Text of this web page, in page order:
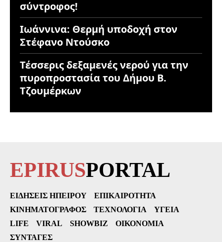
σύντροφος!
Ιωάννινα: Θερμή υποδοχή στον
Στέφανο Ντούσκο
Τέσσερις δεξαμενές νερού για την
πυροπροστασία του Δήμου Β.
Τζουμέρκων
EPIRUSPORTAL
ΕΙΔΉΣΕΙΣ ΗΠΕΊΡΟΥ
ΕΠΙΚΑΙΡΌΤΗΤΑ
ΚΙΝΗΜΑΤΟΓΡΆΦΟΣ
ΤΕΧΝΟΛΟΓΊΑ
ΥΓΕΊΑ
LIFE
VIRAL SHOWBIZ
ΟΙΚΟΝΟΜΊΑ
ΣΥΝΤΑΓΈΣ